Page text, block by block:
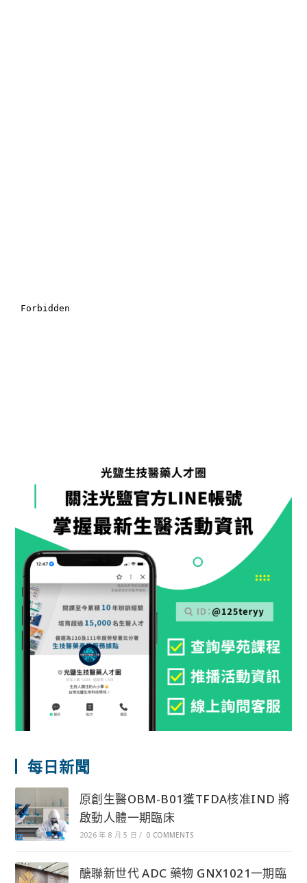
每日新聞
原創生醫OBM-B01獲TFDA核准IND 將
啟動人體一期臨床
2026 年 8 月 5 日 / 0 COMMENTS
醣聯新世代 ADC 藥物 GNX1021一期臨